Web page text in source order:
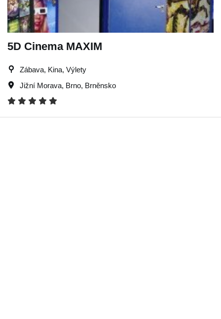
5D Cinema MAXIM
Zábava, Kina, Výlety
Jižní Morava, Brno, Brněnsko